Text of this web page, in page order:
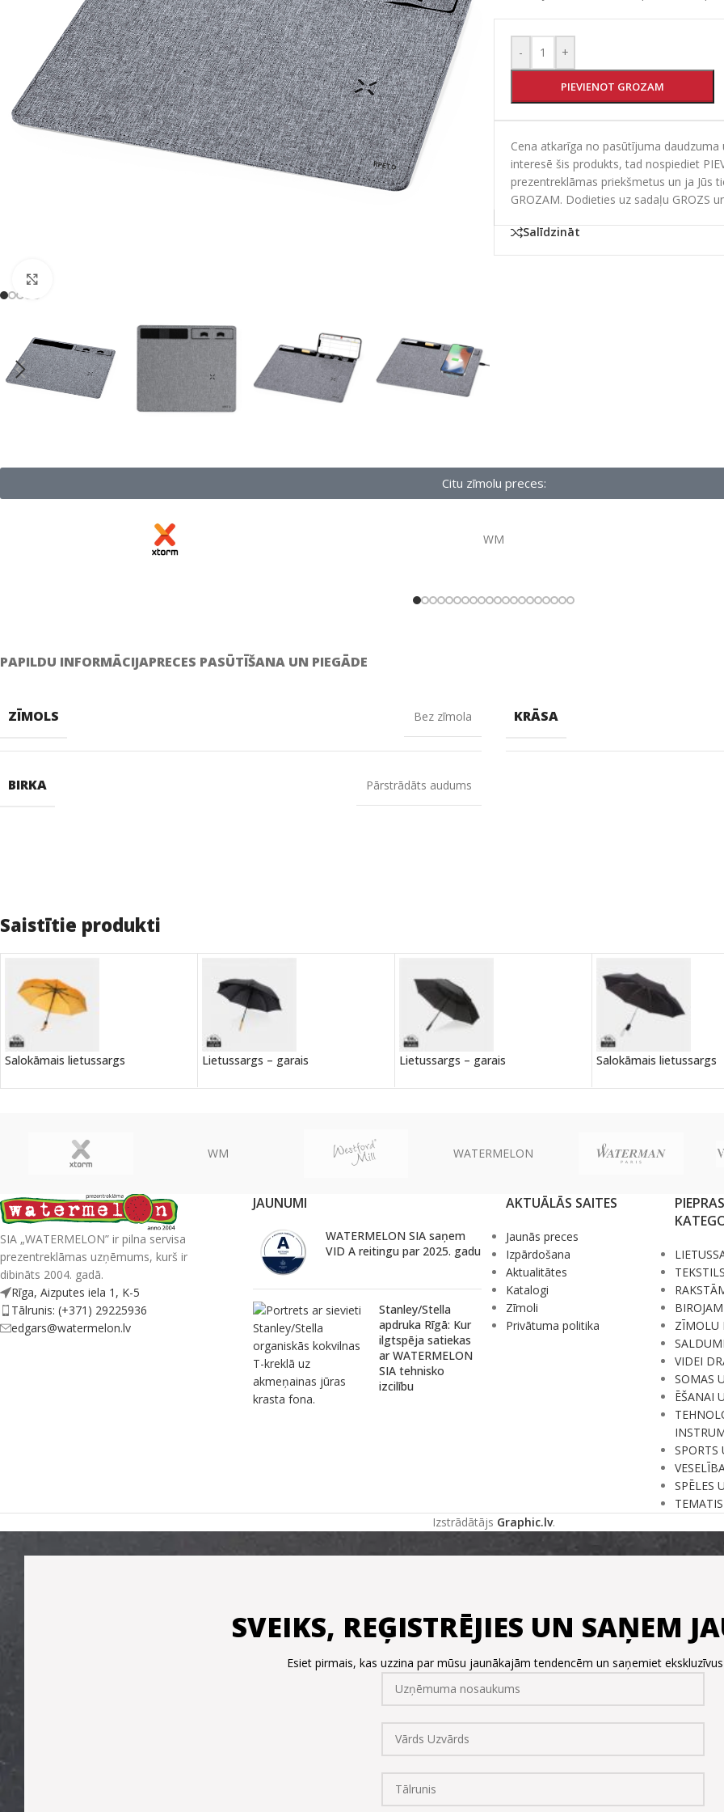
- +
PIEVIENOT GROZAM
Cena atkarīga no pasūtījuma daudzuma
interesē šis produkts, tad nospiediet
prezentreklāmas priekšmetus un ja Jūs
GROZAM. Dodieties uz sadaļu GROZS
Salīdzināt
Citu zīmolu preces:
WM
PAPILDU INFORMĀCIJAPRECES PASŪTĪŠANA UN PIEGĀDE
ZĪMOLS Bez zīmola KRĀSA
BIRKA Pārstrādāts audums
Saistītie produkti
Salokāmais lietussargs Lietussargs – garais Lietussargs – garais Salokāmais lietussargs
WM WATERMELON
SIA „WATERMELON” ir pilna servisa
prezentreklāmas uzņēmums, kurš ir
dibināts 2004. gadā.
Rīga, Aizputes iela 1, K-5
Tālrunis: (+371) 29225936
edgars@watermelon.lv
JAUNUMI
WATERMELON SIA saņem
VID A reitingu par 2025. gadu
Stanley/Stella
apdruka Rīgā: Kur
ilgtspēja satiekas
ar WATERMELON
SIA tehnisko
izcilību
AKTUĀLĀS SAITES
Jaunās preces
Izpārdošana
Aktualitātes
Katalogi
Zīmoli
Privātuma politika
TEKSTILS
BIROJAM
ZĪMOLU
SALDUMI
VIDEI
SOMAS
ĒŠANAI
SPORTS
SPĒLES
Izstrādātājs Graphic.lv.
SVEIKS, REĢISTRĒJIES UN SAŅEM
Esiet pirmais, kas uzzina par mūsu jaunākajām tendencēm un saņemiet